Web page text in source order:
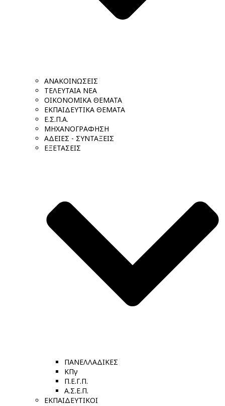
ΑΝΑΚΟΙΝΩΣΕΙΣ
ΤΕΛΕΥΤΑΙΑ ΝΕΑ
ΟΙΚΟΝΟΜΙΚΑ ΘΕΜΑΤΑ
ΕΚΠΑΙΔΕΥΤΙΚΑ ΘΕΜΑΤΑ
Ε.Σ.Π.Α.
ΜΗΧΑΝΟΓΡΑΦΗΣΗ
ΑΔΕΙΕΣ - ΣΥΝΤΑΞΕΙΣ
ΕΞΕΤΑΣΕΙΣ
ΠΑΝΕΛΛΑΔΙΚΕΣ
ΚΠγ
Π.Ε.Γ.Π.
Α.Σ.Ε.Π.
ΕΚΠΑΙΔΕΥΤΙΚΟΙ